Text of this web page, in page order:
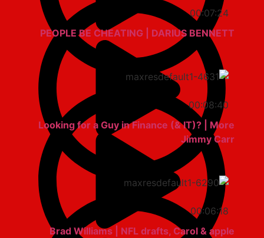
00:07:24
PEOPLE BE CHEATING | DARIUS BENNETT
00:08:40
Looking for a Guy in Finance (& IT)? | More
Jimmy Carr
00:06:18
Brad Williams | NFL drafts, Carol & apple